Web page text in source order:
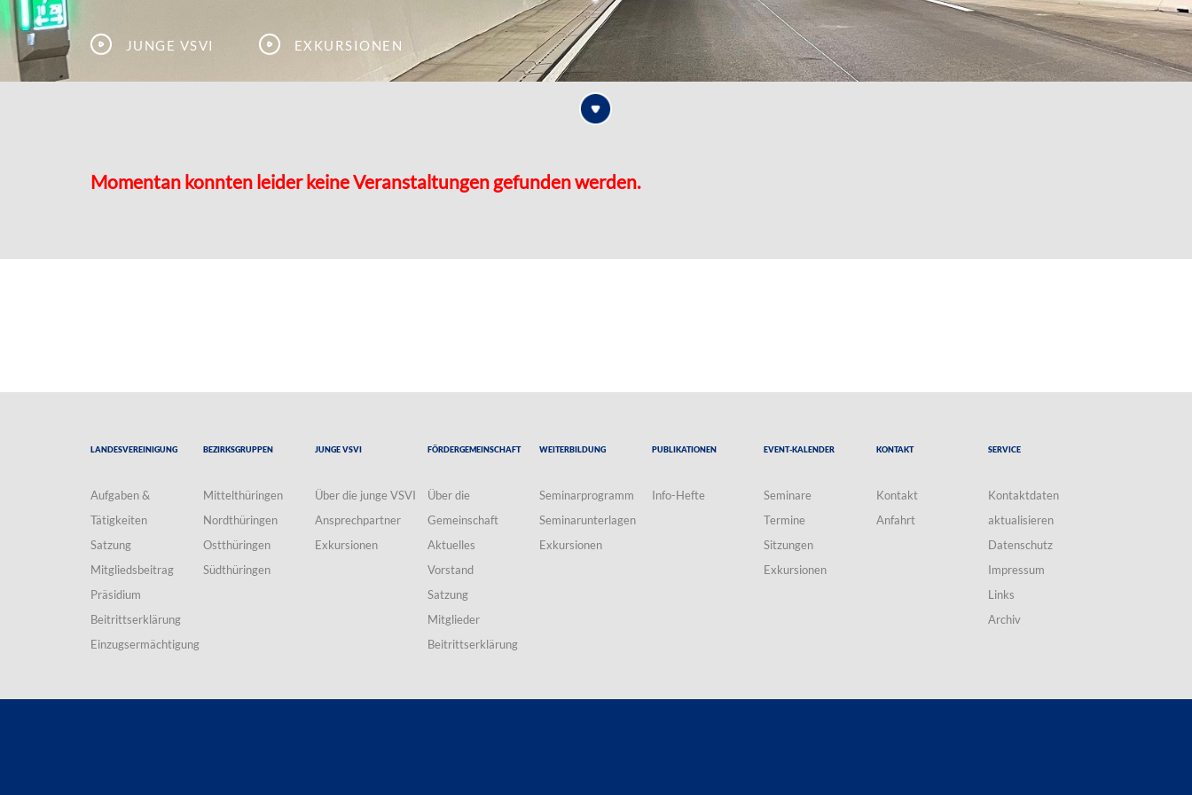
Junge VSVI Exkursionen
Momentan konnten leider keine Veranstaltungen gefunden werden.
Landesvereinigung
Aufgaben &
Tätigkeiten
Satzung
Mitgliedsbeitrag
Präsidium
Beitrittserklärung
Einzugsermächtigung
Bezirksgruppen
Mittelthüringen
Nordthüringen
Ostthüringen
Südthüringen
Junge VSVI
Über die junge VSVI
Ansprechpartner
Exkursionen
Fördergemeinschaft
Über die
Gemeinschaft
Aktuelles
Vorstand
Satzung
Mitglieder
Beitrittserklärung
Weiterbildung
Seminarprogramm
Seminarunterlagen
Exkursionen
Publikationen
Info-Hefte
Event-Kalender
Seminare
Termine
Sitzungen
Exkursionen
Kontakt
Kontakt
Anfahrt
Service
Kontaktdaten
aktualisieren
Datenschutz
Impressum
Links
Archiv